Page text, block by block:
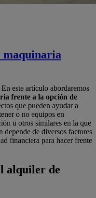
maquinaria
este artículo abordaremos
frente a la opción de
que pueden ayudar a
o no equipos en
u otros similares en la que
depende de diversos factores
financiera para hacer frente
alquiler de